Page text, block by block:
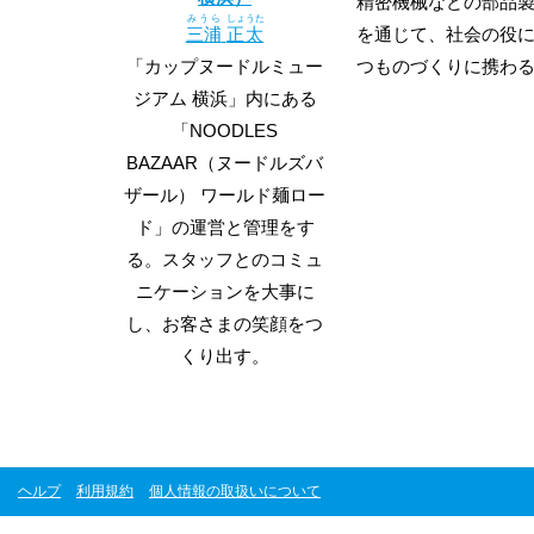
三浦
みうら
正太
しょうた
「カップヌードルミュー
ジアム 横浜」内にある
「NOODLES
BAZAAR（ヌードルズバ
ザール） ワールド麺ロー
ド」の運営と管理をす
る。スタッフとのコミュ
ニケーションを大事に
し、お客さまの笑顔をつ
くり出す。
を通じて、社会の役
つものづくりに携わる
ヘルプ 利用規約 個人情報の取扱いについて